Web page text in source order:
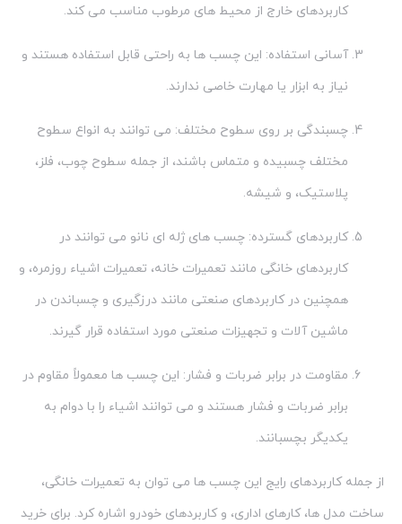
کاربردهای خارج از محیط های مرطوب مناسب می کند.
آسانی استفاده: این چسب ها به راحتی قابل استفاده هستند و
نیاز به ابزار یا مهارت خاصی ندارند.
چسبندگی بر روی سطوح مختلف: می توانند به انواع سطوح
مختلف چسبیده و متماس باشند، از جمله سطوح چوب، فلز،
پلاستیک، و شیشه.
کاربردهای گسترده: چسب های ژله ای نانو می توانند در
کاربردهای خانگی مانند تعمیرات خانه، تعمیرات اشیاء روزمره، و
همچنین در کاربردهای صنعتی مانند درزگیری و چسباندن در
ماشین آلات و تجهیزات صنعتی مورد استفاده قرار گیرند.
مقاومت در برابر ضربات و فشار: این چسب ها معمولاً مقاوم در
برابر ضربات و فشار هستند و می توانند اشیاء را با دوام به
یکدیگر بچسبانند.
از جمله کاربردهای رایج این چسب ها می توان به تعمیرات خانگی،
ساخت مدل ها، کارهای اداری، و کاربردهای خودرو اشاره کرد. برای خرید